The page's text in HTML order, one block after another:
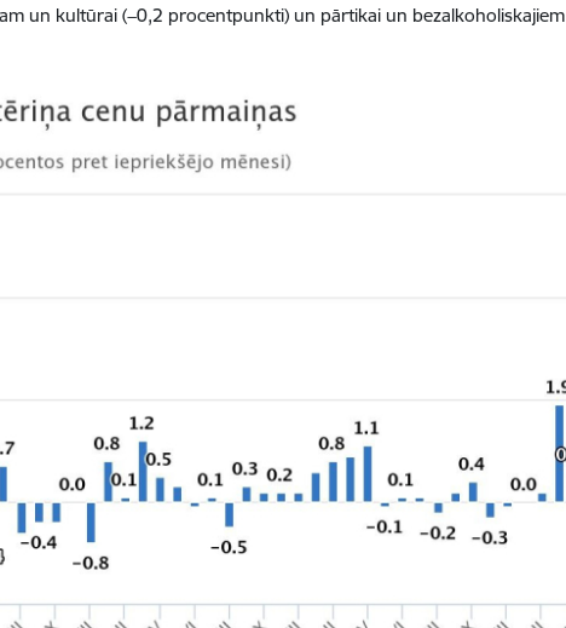
un kultūrai (−0,2 procentpunkti) un pārtikai un bezalkoholiskajiem